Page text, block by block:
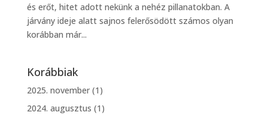
és erőt, hitet adott nekünk a nehéz pillanatokban. A
járvány ideje alatt sajnos felerősödött számos olyan
korábban már...
Korábbiak
2025. november(1)
2024. augusztus (1)